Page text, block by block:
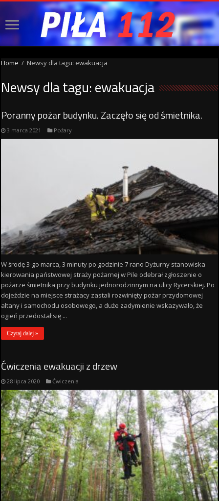
Home / Newsy dla tagu: ewakuacja
Newsy dla tagu:ewakuacja
Poranny pożar budynku. Zaczęło się od śmietnika.
3 marca 2021 Pożary
W środę 3-go marca, 3 minuty po godzinie 7 rano Dyżurny stanowiska
kierowania państwowej straży pożarnej w Pile odebrał zgłoszenie o
pożarze śmietnika przy budynku jednorodzinnym na ulicy Rycerskiej. Po
dojeździe na miejsce strażacy zastali rozwinięty pożar przydomowej
altany i samochodu osobowego, a duże zadymienie wskazywało, że
ogień przedostał się ...
Czytaj dalej »
Ćwiczenia ewakuacji z drzew
28 lipca 2020 Ćwiczenia